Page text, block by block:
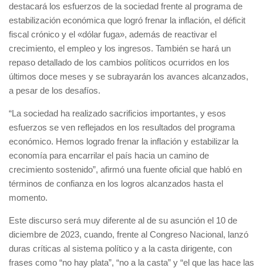
destacará los esfuerzos de la sociedad frente al programa de
estabilización económica que logró frenar la inflación, el déficit
fiscal crónico y el «dólar fuga», además de reactivar el
crecimiento, el empleo y los ingresos. También se hará un
repaso detallado de los cambios políticos ocurridos en los
últimos doce meses y se subrayarán los avances alcanzados,
a pesar de los desafíos.
“La sociedad ha realizado sacrificios importantes, y esos
esfuerzos se ven reflejados en los resultados del programa
económico. Hemos logrado frenar la inflación y estabilizar la
economía para encarrilar el país hacia un camino de
crecimiento sostenido”, afirmó una fuente oficial que habló en
términos de confianza en los logros alcanzados hasta el
momento.
Este discurso será muy diferente al de su asunción el 10 de
diciembre de 2023, cuando, frente al Congreso Nacional, lanzó
duras críticas al sistema político y a la casta dirigente, con
frases como “no hay plata”, “no a la casta” y “el que las hace las